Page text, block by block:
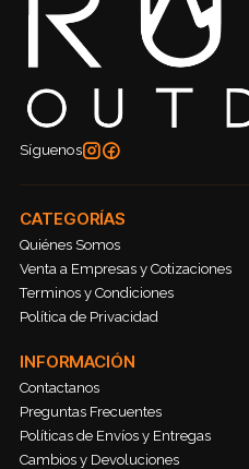
Síguenos
CATEGORÍAS
Quiénes Somos
Venta a Empresas y Cotizaciones
Terminos y Condiciones
Política de Privacidad
INFORMACIÓN
Contactanos
Preguntas Frecuentes
Políticas de Envíos y Entregas
Cambios y Devoluciones